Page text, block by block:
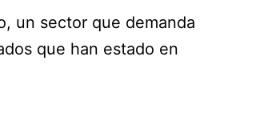
un sector que demanda
que han estado en